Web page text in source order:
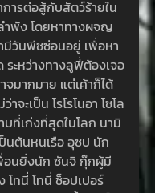
ารต่อสู้กับสัตว์ร้ายใน
ำพัง โดยหาทางผจญ
มีวันพีซซ่อนอยู่ เพื่อหา
ระหว่างทางลูฟี่ต้องเจอ
มากมาย แต่เค้าก็ได้
จะเป็น โรโรโนอา โซโล
ที่เก่งที่สุดในโลก นามิ
นต้นหนเรือ อุซป นัก
อนยิ่งนัก ซันจิ กุ๊กผู้มี
โทนี่ โทนี่ ช็อปเปอร์